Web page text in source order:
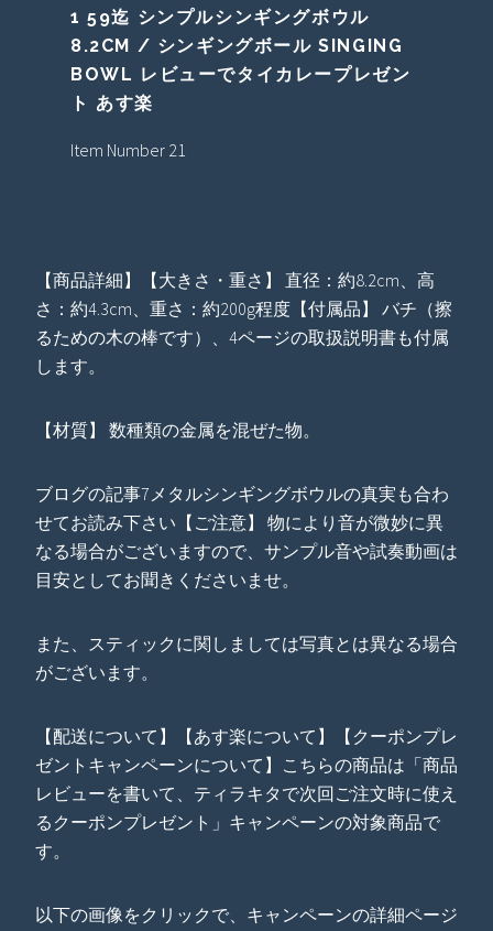
1 59迄 シンプルシンギングボウル
8.2CM / シンギングボール SINGING
BOWL レビューでタイカレープレゼン
ト あす楽
Item Number 21
【商品詳細】【大きさ・重さ】 直径：約8.2cm、高
さ：約4.3cm、重さ：約200g程度【付属品】 バチ（擦
るための木の棒です）、4ページの取扱説明書も付属
します。
【材質】 数種類の金属を混ぜた物。
ブログの記事7メタルシンギングボウルの真実も合わ
せてお読み下さい【ご注意】 物により音が微妙に異
なる場合がございますので、サンプル音や試奏動画は
目安としてお聞きくださいませ。
また、スティックに関しましては写真とは異なる場合
がございます。
【配送について】【あす楽について】【クーポンプレ
ゼントキャンペーンについて】こちらの商品は「商品
レビューを書いて、ティラキタで次回ご注文時に使え
るクーポンプレゼント」キャンペーンの対象商品で
す。
以下の画像をクリックで、キャンペーンの詳細ページ